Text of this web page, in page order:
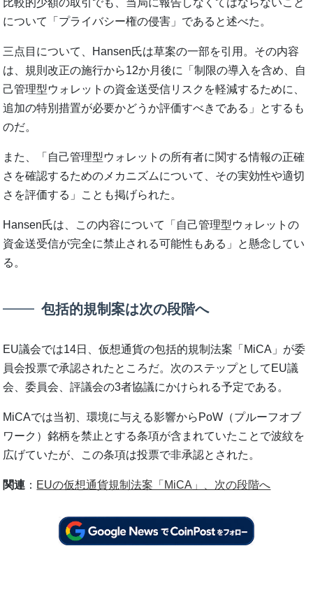
比較的少額の取引でも、当局に報告しなくてはならないこと
について「プライバシー権の侵害」であると述べた。
三点目について、Hansen氏は草案の一部を引用。その内容
は、規則改正の施行から12か月後に「制限の導入を含め、自
己管理型ウォレットの資金送受信リスクを軽減するために、
追加の特別措置が必要かどうか評価すべきである」とするも
のだ。
また、「自己管理型ウォレットの所有者に関する情報の正確
さを確認するためのメカニズムについて、その実効性や適切
さを評価する」ことも掲げられた。
Hansen氏は、この内容について「自己管理型ウォレットの
資金送受信が完全に禁止される可能性もある」と懸念してい
る。
包括的規制案は次の段階へ
EU議会では14日、仮想通貨の包括的規制法案「MiCA」が委
員会投票で承認されたところだ。次のステップとしてEU議
会、委員会、評議会の3者協議にかけられる予定である。
MiCAでは当初、環境に与える影響からPoW（プルーフオブ
ワーク）銘柄を禁止とする条項が含まれていたことで波紋を
広げていたが、この条項は投票で非承認とされた。
関連 ： EUの仮想通貨規制法案「MiCA」、次の段階へ